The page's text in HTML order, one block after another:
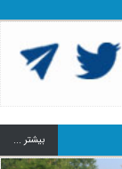
بيشتر ...